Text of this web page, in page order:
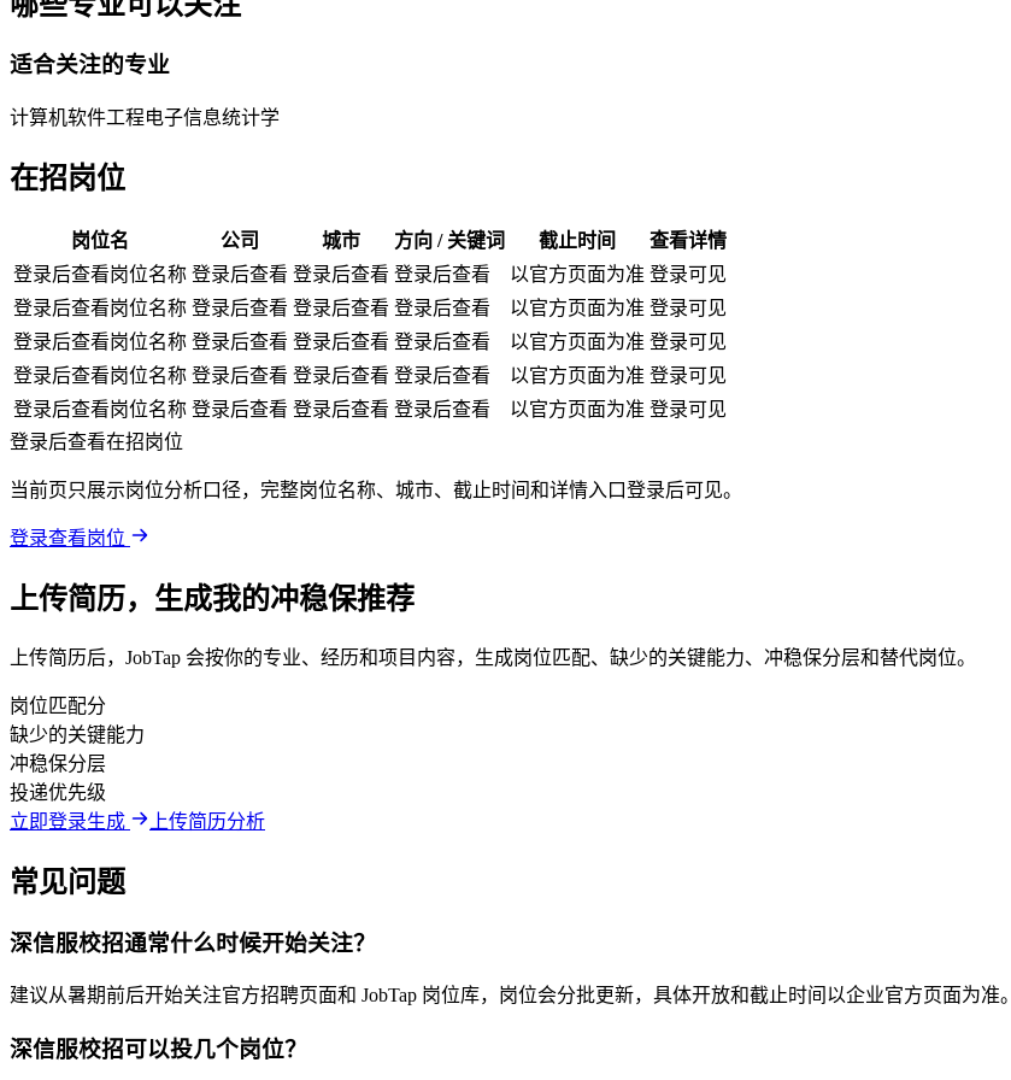
适合关注的专业
计算机软件工程电子信息统计学
在招岗位
岗位名 公司 城市 方向 / 关键词 截止时间
查看详情
登录后查看岗位名称 登录后查看 登录后查看 登录后查看 以官方页面为准 登录可见
登录后查看岗位名称 登录后查看 登录后查看 登录后查看 以官方页面为准 登录可见
登录后查看岗位名称 登录后查看 登录后查看 登录后查看 以官方页面为准 登录可见
登录后查看岗位名称 登录后查看 登录后查看 登录后查看 以官方页面为准 登录可见
登录后查看岗位名称 登录后查看 登录后查看 登录后查看 以官方页面为准 登录可见
登录后查看在招岗位
当前页只展示岗位分析口径，完整岗位名称、城市、截止时间和详情入口登录后可见。
登录查看岗位
上传简历，生成我的冲稳保推荐
上传简历后，JobTap 会按你的专业、经历和项目内容，生成岗位匹配、缺少的关键能力、冲稳保分层和替代岗位。
岗位匹配分
缺少的关键能力
冲稳保分层
投递优先级
立即登录生成
上传简历分析
常见问题
深信服校招通常什么时候开始关注？
建议从暑期前后开始关注官方招聘页面和 JobTap 岗位库，岗位会分批更新，具体开放和截止时间以企业官方页面为准。
深信服校招可以投几个岗位？